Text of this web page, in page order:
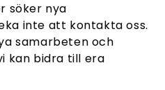
söker nya
inte att kontakta oss.
samarbeten och
kan bidra till era